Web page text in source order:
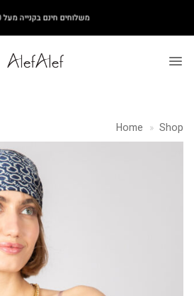
content
משלוחים חינם בקנייה מעל ₪500
Home » Shop